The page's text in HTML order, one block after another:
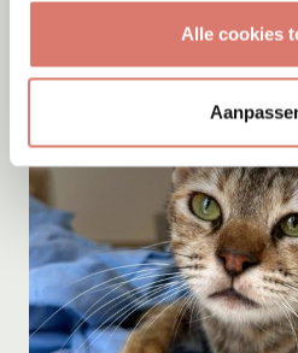
Alle cookies